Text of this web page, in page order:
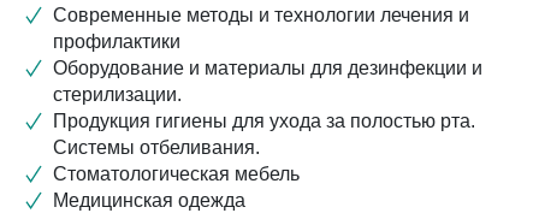
Современные методы и технологии лечения и
профилактики
Оборудование и материалы для дезинфекции и
стерилизации.
Продукция гигиены для ухода за полостью рта.
Системы отбеливания.
Стоматологическая мебель
Медицинская одежда